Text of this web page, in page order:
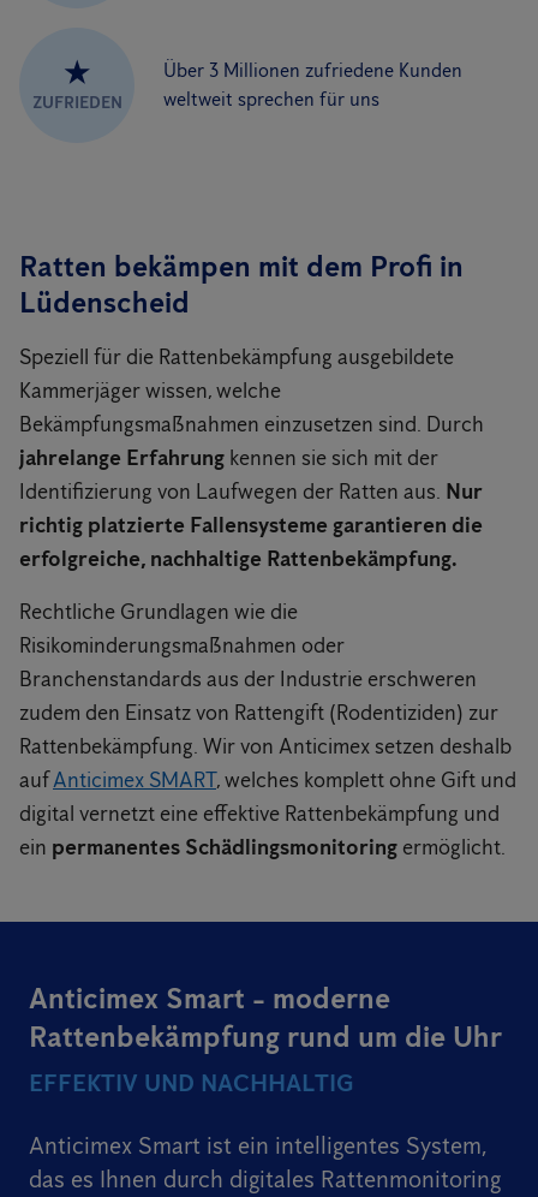
★
ZUFRIEDEN
Über 3 Millionen zufriedene Kunden
weltweit sprechen für uns
Ratten bekämpen mit dem Profi in
Lüdenscheid
Speziell für die Rattenbekämpfung ausgebildete
Kammerjäger wissen, welche
Bekämpfungsmaßnahmen einzusetzen sind. Durch
jahrelange Erfahrung kennen sie sich mit der
Identifizierung von Laufwegen der Ratten aus. Nur
richtig platzierte Fallensysteme garantieren die
erfolgreiche, nachhaltige Rattenbekämpfung.
Rechtliche Grundlagen wie die
Risikominderungsmaßnahmen oder
Branchenstandards aus der Industrie erschweren
zudem den Einsatz von Rattengift (Rodentiziden) zur
Rattenbekämpfung. Wir von Anticimex setzen deshalb
aufAnticimex SMART, welches komplett ohne Gift und
digital vernetzt eine effektive Rattenbekämpfung und
ein permanentes Schädlingsmonitoring ermöglicht.
Anticimex Smart - moderne
Rattenbekämpfung rund um die Uhr
EFFEKTIV UND NACHHALTIG
Anticimex Smart ist ein intelligentes System,
das es Ihnen durch digitales Rattenmonitoring